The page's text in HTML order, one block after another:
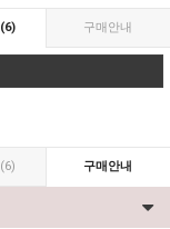
(6) 구매안내
(6) 구매안내